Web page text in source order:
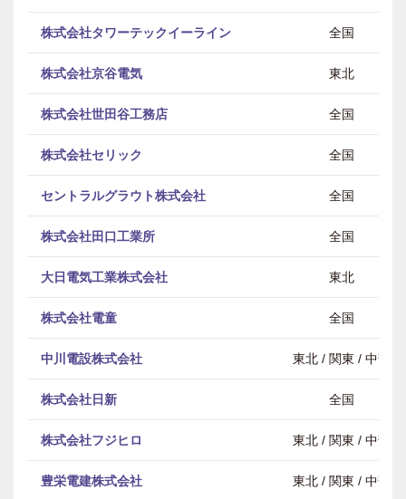
株式会社タワーテックイーライン 全国
株式会社京谷電気 東北
株式会社世田谷工務店 全国
株式会社セリック 全国
セントラルグラウト株式会社 全国
株式会社田口工業所 全国
大日電気工業株式会社 東北
株式会社電童 全国
中川電設株式会社 東北 / 関東 / 中部
株式会社日新 全国
株式会社フジヒロ 東北 / 関東 / 中部
豊栄電建株式会社 東北 / 関東 / 中部